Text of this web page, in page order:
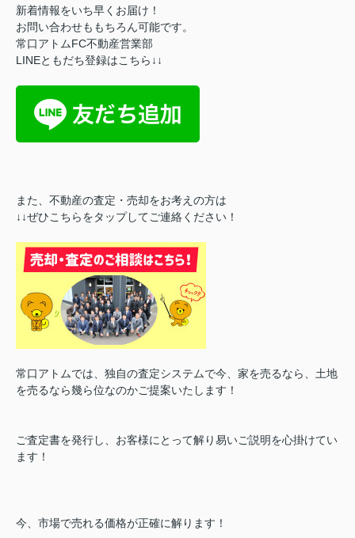
新着情報をいち早くお届け！
お問い合わせももちろん可能です。
常口アトムFC不動産営業部
LINEともだち登録はこちら↓↓
また、不動産の査定・売却をお考えの方は
↓↓ぜひこちらをタップしてご連絡ください！
常口アトムでは、独自の査定システムで今、家を売るなら、土地
を売るなら幾ら位なのかご提案いたします！
ご査定書を発行し、お客様にとって解り易いご説明を心掛けてい
ます！
今、市場で売れる価格が正確に解ります！